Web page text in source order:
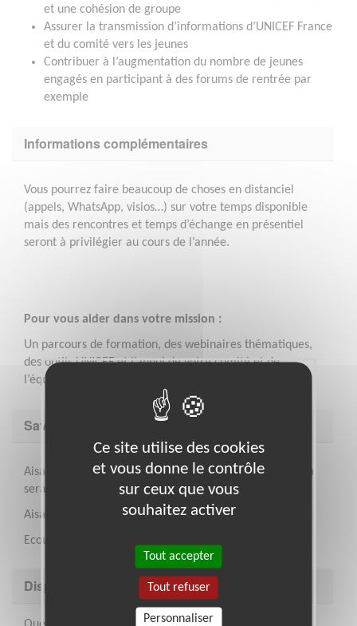
et une cohésion de groupe
Assurer la transmission d’informations d’UNICEF France
et du comité vers les jeunes
Contribuer à l’augmentation du nombre de jeunes
engagés en participant à des forums de rentrée par
exemple
Informations complémentaires
Vous pourrez faire beaucoup de choses en distanciel
(appels, WhatsApp, visios…) sur votre temps disponible
mais des rencontres et temps d’échange en présentiel
seront à privilégier au cours de l’année.
Pour vous aider dans votre mission :
Un parcours de formation, des webinaires thématiques,
des outils UNICEF et l’appui de votre comité et de
l’équipe Accompagnement de l’Engagement Jeunes.
Savoir être & compétences
Aisance dans les relations avec les jeunes (titulaire Bafa
serait un plus)
Aisance dans l’animation de groupes
Ecoute, bienveillance
Disponibilité demandée
Ce site utilise des cookies
et vous donne le contrôle
sur ceux que vous
souhaitez activer
Tout accepter
Tout refuser
Personnaliser